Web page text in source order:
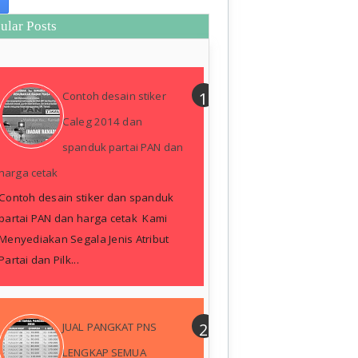
Posts
Contoh desain stiker
Caleg 2014 dan
spanduk partai PAN dan
cetak
desain stiker dan spanduk
PAN dan harga cetak Kami
Segala Jenis Atribut
dan Pilk...
JUAL PANGKAT PNS
LENGKAP SEMUA